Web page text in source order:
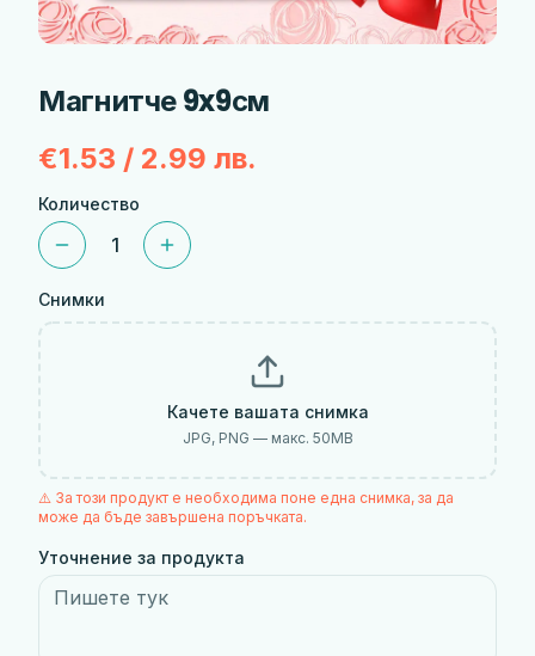
Магнитче 9x9см
€1.53 / 2.99 лв.
Количество
1
Снимки
Качете вашата снимка
JPG, PNG — макс. 50MB
⚠️ За този продукт е необходима поне една снимка, за да
може да бъде завършена поръчката.
Уточнение за продукта